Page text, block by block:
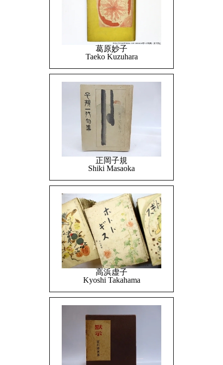
葛原妙子
Taeko Kuzuhara
正岡子規
Shiki Masaoka
高浜虚子
Kyoshi Takahama